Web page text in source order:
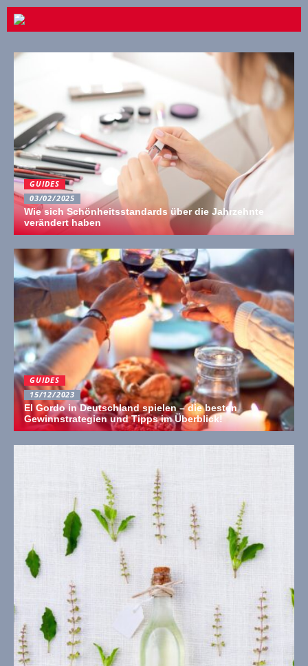
GUIDES
03/02/2025
Wie sich Schönheitsstandards über die Jahrzehnte
verändert haben
GUIDES
15/12/2023
El Gordo in Deutschland spielen – die besten
Gewinnstrategien und Tipps im Überblick!